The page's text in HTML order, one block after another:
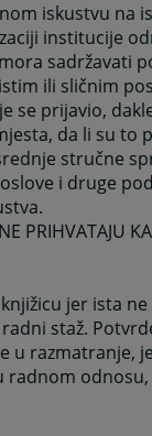
iskustvu na
institucije
sadržavati
ili sličnim
se prijavio,
da li su to
stručne
i druge
PRIHVATAJU
jer ista
staž.
u razmatranje,
radnom